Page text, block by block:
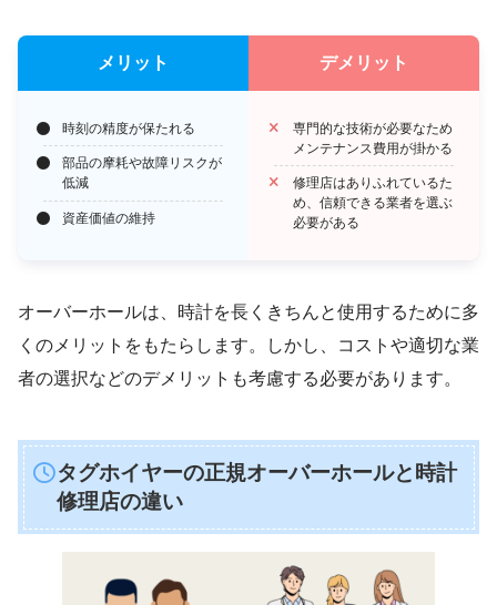
メリット
時刻の精度が保たれる
部品の摩耗や故障リスクが
低減
資産価値の維持
デメリット
専門的な技術が必要なため
メンテナンス費用が掛かる
修理店はありふれているた
め、信頼できる業者を選ぶ
必要がある
オーバーホールは、時計を長くきちんと使用するために多
くのメリットをもたらします。しかし、コストや適切な業
者の選択などのデメリットも考慮する必要があります。
タグホイヤーの正規オーバーホールと時計
修理店の違い